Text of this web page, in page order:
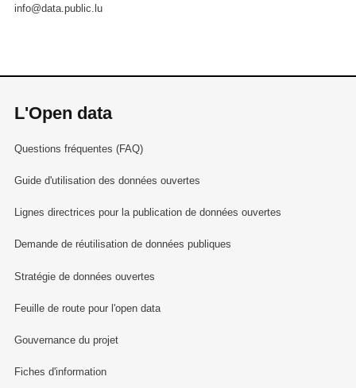
info@data.public.lu
L'Open data
Questions fréquentes (FAQ)
Guide d'utilisation des données ouvertes
Lignes directrices pour la publication de données ouvertes
Demande de réutilisation de données publiques
Stratégie de données ouvertes
Feuille de route pour l'open data
Gouvernance du projet
Fiches d'information